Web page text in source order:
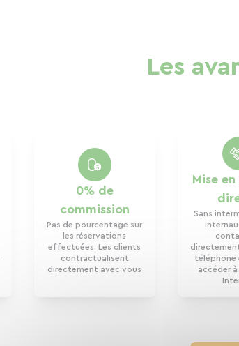
Les
0% de
commission
Pas de pourcentage sur
les réservations
effectuées. Les clients
contractualisent
directement avec vous
Mise
Sans
téléphone
accéder